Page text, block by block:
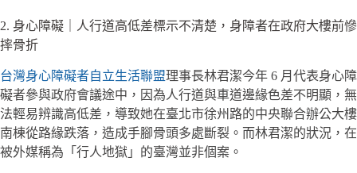
2. 身心障礙｜人行道高低差標示不清楚，身障者在政府大樓前慘
摔骨折
台灣身心障礙者自立生活聯盟理事長林君潔今年 6 月代表身心障
礙者參與政府會議途中，因為人行道與車道邊緣色差不明顯，無
法輕易辨識高低差，導致她在臺北市徐州路的中央聯合辦公大樓
南棟從路緣跌落，造成手腳骨頭多處斷裂。而林君潔的狀況，在
被外媒稱為「行人地獄」的臺灣並非個案。